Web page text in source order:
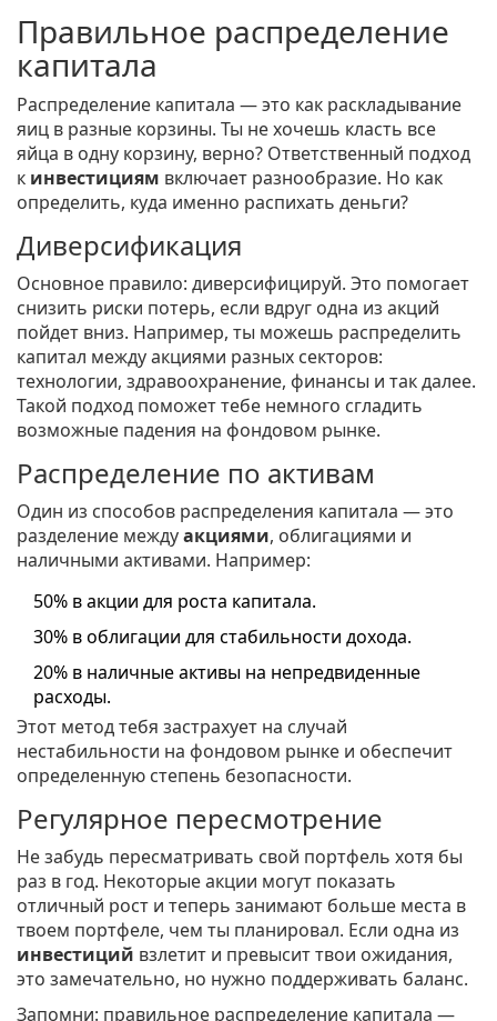
Правильное распределение
капитала
Распределение капитала — это как раскладывание
яиц в разные корзины. Ты не хочешь класть все
яйца в одну корзину, верно? Ответственный подход
к инвестициям включает разнообразие. Но как
определить, куда именно распихать деньги?
Диверсификация
Основное правило: диверсифицируй. Это помогает
снизить риски потерь, если вдруг одна из акций
пойдет вниз. Например, ты можешь распределить
капитал между акциями разных секторов:
технологии, здравоохранение, финансы и так далее.
Такой подход поможет тебе немного сгладить
возможные падения на фондовом рынке.
Распределение по активам
Один из способов распределения капитала — это
разделение междуакциями, облигациями и
наличными активами. Например:
50% в акции для роста капитала.
30% в облигации для стабильности дохода.
20% в наличные активы на непредвиденные
расходы.
Этот метод тебя застрахует на случай
нестабильности на фондовом рынке и обеспечит
определенную степень безопасности.
Регулярное пересмотрение
Не забудь пересматривать свой портфель хотя бы
раз в год. Некоторые акции могут показать
отличный рост и теперь занимают больше места в
твоем портфеле, чем ты планировал. Если одна из
инвестиций взлетит и превысит твои ожидания,
это замечательно, но нужно поддерживать баланс.
Запомни: правильное распределение капитала —